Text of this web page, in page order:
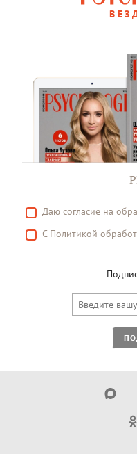
Даю согласие на
С Политикой